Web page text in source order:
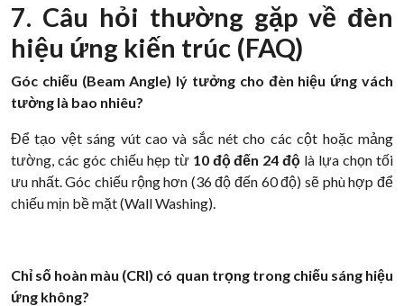
7. Câu hỏi thường gặp về đèn
hiệu ứng kiến trúc (FAQ)
Góc chiếu (Beam Angle) lý tưởng cho đèn hiệu ứng vách
tường là bao nhiêu?
Để tạo vệt sáng vút cao và sắc nét cho các cột hoặc mảng
tường, các góc chiếu hẹp từ 10 độ đến 24 độ là lựa chọn tối
ưu nhất. Góc chiếu rộng hơn (36 độ đến 60 độ) sẽ phù hợp để
chiếu mịn bề mặt (Wall Washing).
Chỉ số hoàn màu (CRI) có quan trọng trong chiếu sáng hiệu
ứng không?